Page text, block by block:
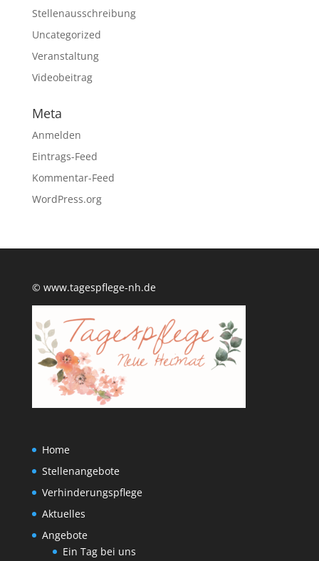
Stellenausschreibung
Uncategorized
Veranstaltung
Videobeitrag
Meta
Anmelden
Eintrags-Feed
Kommentar-Feed
WordPress.org
© www.tagespflege-nh.de
Home
Stellenangebote
Verhinderungspflege
Aktuelles
Angebote
Ein Tag bei uns